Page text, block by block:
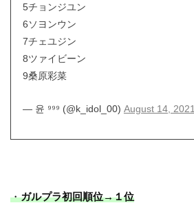
5チョンジユン
6ソヨンウン
7チェユジン
8ツァイビーン
9桑原彩菜
— 윤 ⁹⁹⁹ (@k_idol_00) August 14, 2021
・ガルプラ初回順位→１位